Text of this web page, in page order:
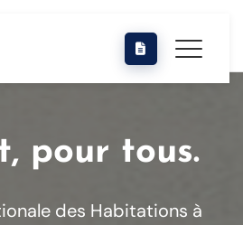
pour tous.
des Habitations à